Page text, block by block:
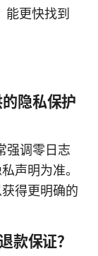
更快找到
隐私保护
强调零日志
声明为准。
得更明确的
款保证？